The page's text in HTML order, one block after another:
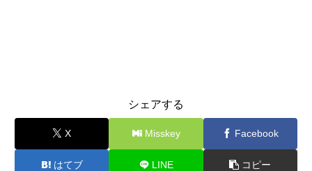
シェアする
X Misskey Facebook
はてブ LINE コピー